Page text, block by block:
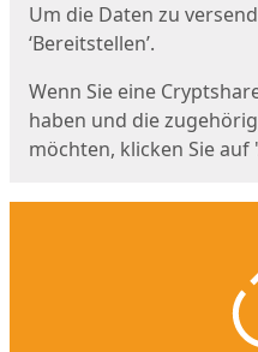
Um die Daten zu
‘Bereitstellen’.
Wenn Sie eine
haben und die
möchten, klicken Sie auf